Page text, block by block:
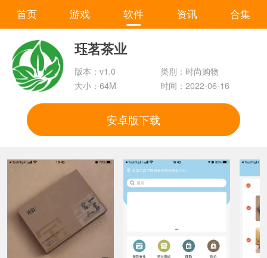
首页 游戏 软件 资讯 合集
珏茗茶业
版本：v1.0
类别：时尚购物
大小：64M
时间：2022-06-16
安卓版下载